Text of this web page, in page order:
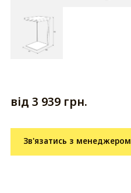
від 3 939 грн.
Зв'язатись з менеджером